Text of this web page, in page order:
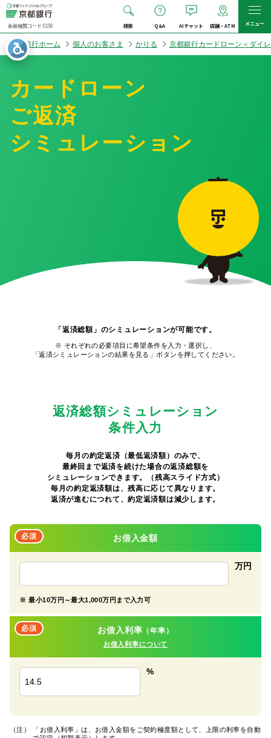
金融機関コード:0158 検索 Q&A AIチャット 店舗・ATM メニュー
京都銀行ホーム 個人のお客さま かりる 京都銀行カードローン＜ダイ
カードローン
ご返済
シミュレーション
「返済総額」のシミュレーションが可能です。
※ それぞれの必要項目に希望条件を入力・選択し、
「返済シミュレーションの結果を見る」ボタンを押してください。
返済総額シミュレーション
条件入力
毎月の約定返済（最低返済額）のみで、
最終回まで返済を続けた場合の返済総額を
シミュレーションできます。（残高スライド方式）
毎月の約定返済額は、残高に応じて異なります。
返済が進むにつれて、約定返済額は減少します。
お借入金額
必須
万円
※ 最小10万円～最大1,000万円まで入力可
お借入利率 （年率）
お借入利率について
必須
%
（注）
「お借入利率」は、お借入金額をご契約極度額として、上限の利率を自動
入力エラー
ダミーテキストダミーテキストダミーテキ
ストダミーテキスト